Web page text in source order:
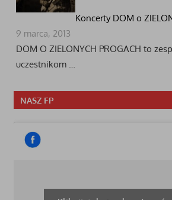
Koncerty DOM o
9 marca, 2013
DOM O ZIELONYCH PROGACH to
uczestnikom …
NASZ FP